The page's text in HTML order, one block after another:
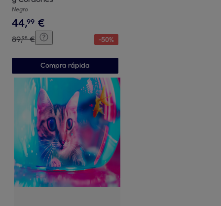
Negro
44,99 €
89,98 € -50%
Compra rápida